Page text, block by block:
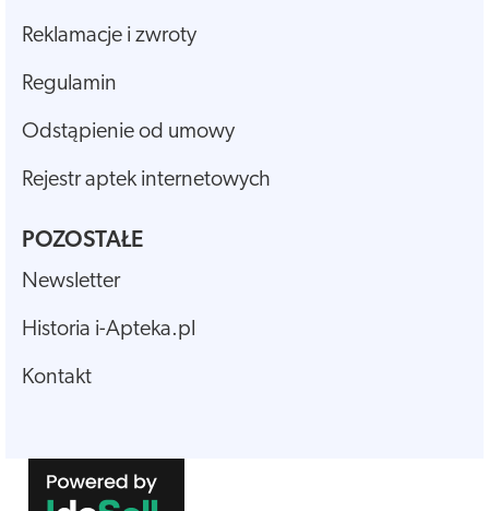
Reklamacje i zwroty
Regulamin
Odstąpienie od umowy
Rejestr aptek internetowych
POZOSTAŁE
Newsletter
Historia i-Apteka.pl
Kontakt